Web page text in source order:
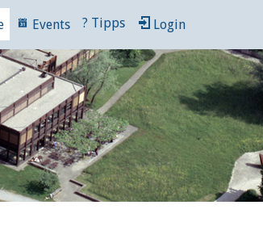
Events ? Tipps Login